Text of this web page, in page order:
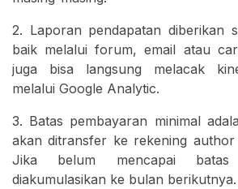
2. Laporan pendapatan diberikan
baik melalui forum, email atau
juga bisa langsung melacak
melalui Google Analytic.
3. Batas pembayaran minimal
akan ditransfer ke rekening author
Jika belum mencapai batas
diakumulasikan ke bulan berikutnya.